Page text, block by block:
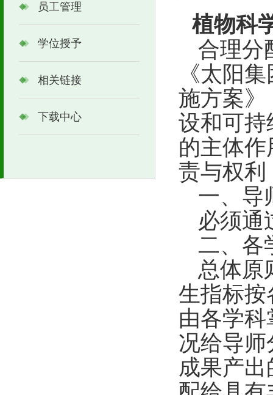
员工管理
学位授予
相关链接
下载中心
植物科
合理分
《太阳
施方案》
设和可持
的主体
责与权利
一、 导
必须通
二、各
总体原
生指标按
由各学
况给导
成果产出